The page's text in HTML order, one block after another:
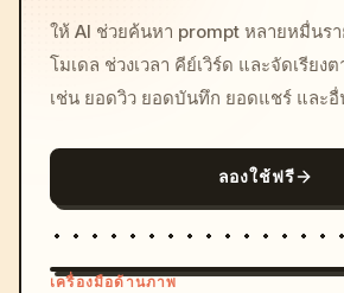
ให้ AI ช่วยค้นหา prompt หลายหมื่นรา
โมเดล ช่วงเวลา คีย์เวิร์ด และจัดเรียง
เช่น ยอดวิว ยอดบันทึก ยอดแชร์ และอื่
ลองใช้ฟรี
เครื่องมือด้านภาพ